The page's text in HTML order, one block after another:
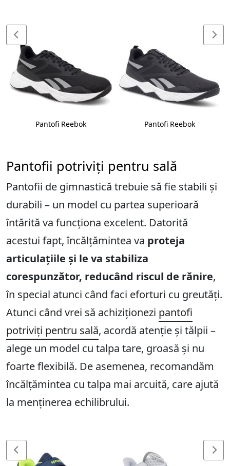
Pantofi Reebok Pantofi Reebok
Pantofii potriviți pentru sală
Pantofii de gimnastică trebuie să fie stabili și
durabili – un model cu partea superioară
întărită va funcționa excelent. Datorită
acestui fapt, încălțămintea va proteja
articulațiile și le va stabiliza
corespunzător, reducând riscul de rănire,
în special atunci când faci eforturi cu greutăți.
Atunci când vrei să achiziționezi pantofi
potriviți pentru sală, acordă atenție și tălpii –
alege un model cu talpa tare, groasă și nu
foarte flexibilă. De asemenea, recomandăm
încălțămintea cu talpa mai arcuită, care ajută
la menținerea echilibrului.